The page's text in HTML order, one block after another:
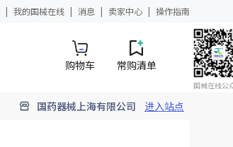
我的国械在线 消息 卖家中心 操作指南
购物车 常购清单
国械在线公
国药器械上海有限公司 进入站点